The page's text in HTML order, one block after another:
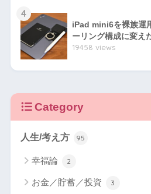
4
iPad mini6を裸族運
ーリング構成に変え
19458 views
Category
人生/考え方 95
幸福論 2
お金／貯蓄／投資 3